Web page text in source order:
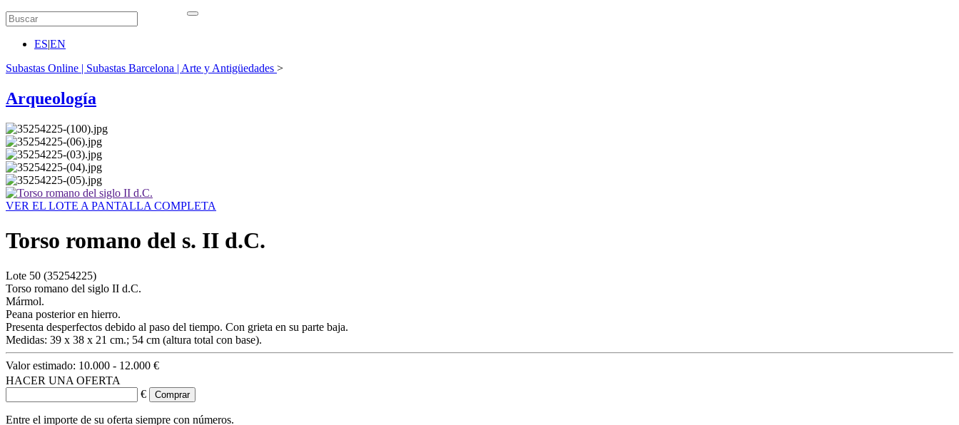
ES|EN
Subastas Online | Subastas Barcelona | Arte y Antigüedades >
Arqueología
VER EL LOTE A PANTALLA COMPLETA
Torso romano del s. II d.C.
Lote 50 (35254225)
Torso romano del siglo II d.C.
Mármol.
Peana posterior en hierro.
Presenta desperfectos debido al paso del tiempo. Con grieta en su parte baja.
Medidas: 39 x 38 x 21 cm.; 54 cm (altura total con base).
Valor estimado: 10.000 - 12.000 €
HACER UNA OFERTA
€
Entre el importe de su oferta siempre con números.